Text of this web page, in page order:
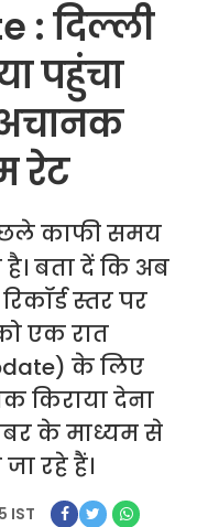
: दिल्ली
पहुंचा
रेट
काफी समय
बता दें कि अब
स्तर पर
एक रात
के लिए
किराया देना
के माध्यम से
रहे हैं।
IST